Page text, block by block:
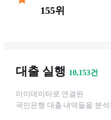
155위
대출 실행 10,153건
마이데이터로 연결된
국민은행 대출 내역들을 분